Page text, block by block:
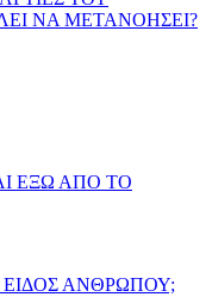
ΝΑ ΜΕΤΑΝΟΗΣΕΙ?
ΕΞΩ ΑΠΟ ΤΟ
ΑΝΘΡΩΠΟΥ;